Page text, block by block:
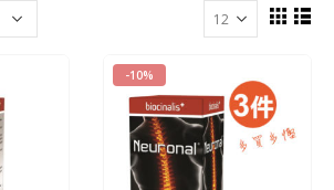
-10%